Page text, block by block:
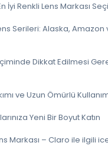
İyi Renkli Lens Markası
Serileri: Alaska, Amazon
Dikkat Edilmesi
ve Uzun Ömürlü
Yeni Bir Boyut Katın
Markası – Claro ile ilgili